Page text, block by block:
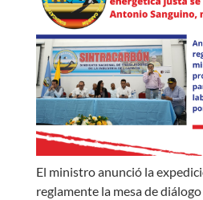
El ministro anunció la
reglamente la mesa de